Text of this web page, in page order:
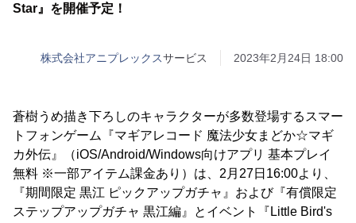
Star』を開催予定！
株式会社アニプレックスサービス 2023年2月24日 18:00
蒼樹うめ描き下ろしのキャラクターが多数登場するスマー
トフォンゲーム『マギアレコード 魔法少女まどか☆マギ
カ外伝』（iOS/Android/Windows向けアプリ 基本プレイ
無料 ※一部アイテム課金あり）は、2月27日16:00より、
『期間限定 黒江 ピックアップガチャ』および『有償限定
ステップアップガチャ 黒江編』とイベント『Little Bird's